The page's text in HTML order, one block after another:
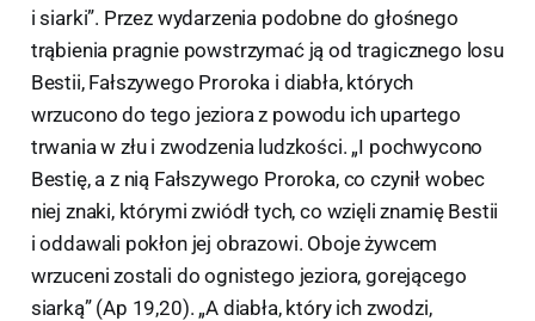
i siarki”. Przez wydarzenia podobne do głośnego
trąbienia pragnie powstrzymać ją od tragicznego losu
Bestii, Fałszywego Proroka i diabła, których
wrzucono do tego jeziora z powodu ich upartego
trwania w złu i zwodzenia ludzkości. „I pochwycono
Bestię, a z nią Fałszywego Proroka, co czynił wobec
niej znaki, którymi zwiódł tych, co wzięli znamię Bestii
i oddawali pokłon jej obrazowi. Oboje żywcem
wrzuceni zostali do ognistego jeziora, gorejącego
siarką” (Ap 19,20). „A diabła, który ich zwodzi,